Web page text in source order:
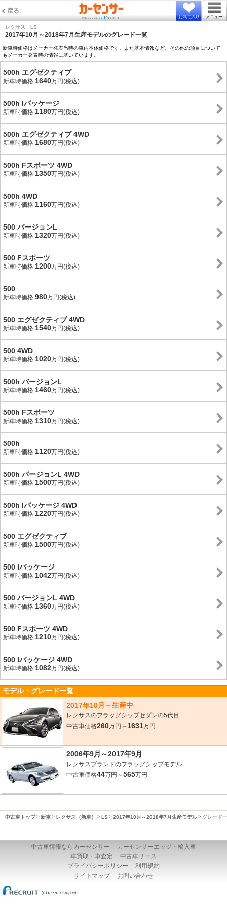
戻る
お気に入り メニュー
レクサス LS
2017年10月～2018年7月生産モデルのグレード一覧
新車時価格はメーカー発表当時の車両本体価格です。また基本情報など、その他の項目について
もメーカー発表時の情報に基いています。
500h エグゼクティブ
新車時価格 1640万円(税込)
500h Iパッケージ
新車時価格 1180万円(税込)
500h エグゼクティブ 4WD
新車時価格 1680万円(税込)
500h Fスポーツ 4WD
新車時価格 1350万円(税込)
500h 4WD
新車時価格 1160万円(税込)
500 バージョンL
新車時価格 1320万円(税込)
500 Fスポーツ
新車時価格 1200万円(税込)
500
新車時価格 980万円(税込)
500 エグゼクティブ 4WD
新車時価格 1540万円(税込)
500 4WD
新車時価格 1020万円(税込)
500h バージョンL
新車時価格 1460万円(税込)
500h Fスポーツ
新車時価格 1310万円(税込)
500h
新車時価格 1120万円(税込)
500h バージョンL 4WD
新車時価格 1500万円(税込)
500h Iパッケージ 4WD
新車時価格 1220万円(税込)
500 エグゼクティブ
新車時価格 1500万円(税込)
500 Iパッケージ
新車時価格 1042万円(税込)
500 バージョンL 4WD
新車時価格 1360万円(税込)
500 Fスポーツ 4WD
新車時価格 1210万円(税込)
500 Iパッケージ 4WD
新車時価格 1082万円(税込)
モデル・グレード一覧
2017年10月～生産中
レクサスのフラッグシップセダンの5代目
中古車価格260万円～ 1631万円
2006年9月～2017年9月
レクサスブランドのフラッグシップモデル
中古車価格44万円～565万円
中古車トップ 新車 レクサス（新車） LS 2017年10月～2018年7月生産モデル グレード
中古車情報ならカーセンサー
カーセンサーエッジ・輸入車
車買取・車査定
中古車リース
プライバシーポリシー
利用規約
サイトマップ
お問い合わせ